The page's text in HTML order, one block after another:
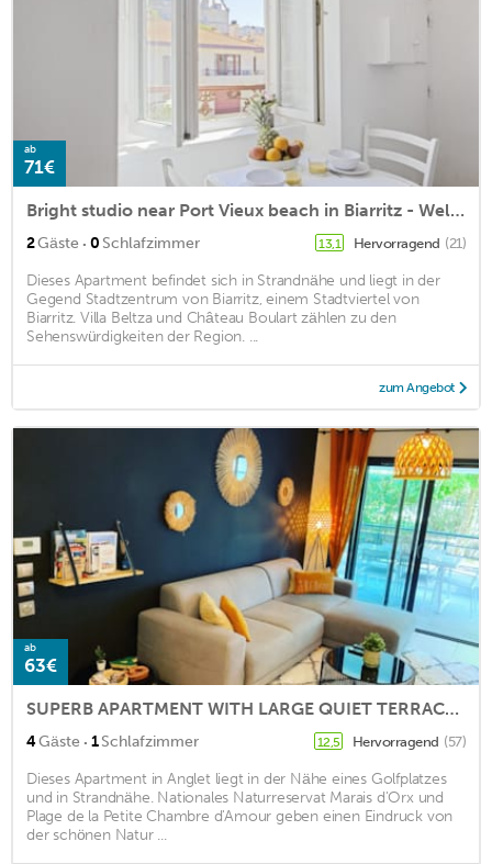
ab
71€
Bright studio near Port Vieux beach in Biarritz - Welkeys
2Gäste · 0 Schlafzimmer 13,1 Hervorragend (21)
Dieses Apartment befindet sich in Strandnähe und liegt in der
Gegend Stadtzentrum von Biarritz, einem Stadtviertel von
Biarritz. Villa Beltza und Château Boulart zählen zu den
Sehenswürdigkeiten der Region. ...
zum Angebot
ab
63€
SUPERB APARTMENT WITH LARGE QUIET TERRACE NEAR ANGLET BEACHES
4Gäste · 1Schlafzimmer 12,5 Hervorragend (57)
Dieses Apartment in Anglet liegt in der Nähe eines Golfplatzes
und in Strandnähe. Nationales Naturreservat Marais d'Orx und
Plage de la Petite Chambre d'Amour geben einen Eindruck von
der schönen Natur ...